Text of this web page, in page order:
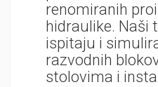
renomiranih
hidraulike. Naši
ispitaju i
razvodnih
stolovima i